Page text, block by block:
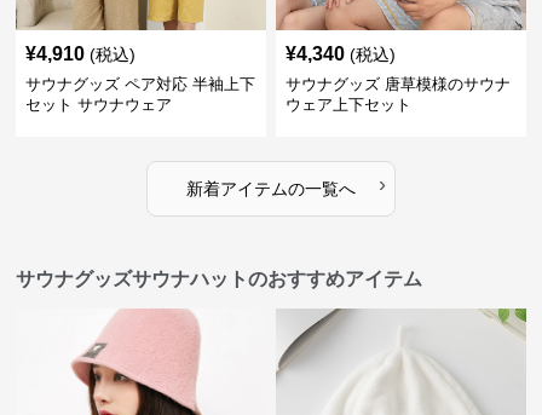
¥4,910 (税込)
サウナグッズ ペア対応 半袖上下
セット サウナウェア
¥4,340 (税込)
サウナグッズ 唐草模様のサウナ
ウェア上下セット
新着アイテムの一覧へ ›
サウナグッズサウナハットのおすすめアイテム